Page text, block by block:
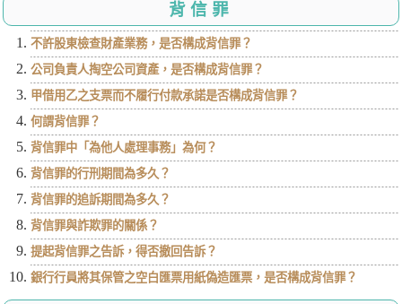
背信罪
不許股東檢查財產業務，是否構成背信罪？
公司負責人掏空公司資產，是否構成背信罪？
甲借用乙之支票而不履行付款承諾是否構成背信罪？
何謂背信罪？
背信罪中「為他人處理事務」為何？
背信罪的行刑期間為多久？
背信罪的追訴期間為多久？
背信罪與詐欺罪的關係？
提起背信罪之告訴，得否撤回告訴？
銀行行員將其保管之空白匯票用紙偽造匯票，是否構成背信罪？